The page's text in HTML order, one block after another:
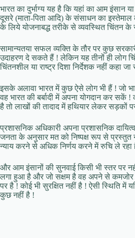
भारत का दुर्भाग्य यह है कि यहां का आम इंसान
दूसरे (माता-पिता आदि) के संसाधन का
के लिये योजनाबद्ध तरीके से व्यवस्थित चिंतन
सामान्यतया सफल व्यक्ति के तौर पर कुछ
उदाहरण दे सकते हैं ! लेकिन यह तीनों ही लोग
चिंतनशील या राष्ट्र दिशा निर्देशक नहीं कहा
इसके अलावा भारत में कुछ ऐसे लोग भी हैं ! जो
वह भारत की बर्बादी में अपना योगदान कर सकें
है तो लाखों की तादाद में हथियार लेकर
प्रशासनिक अधिकारी अपना प्रशासनिक
जनता के अनुसार मत को निष्पक्ष रूप से प्रस्तुत
न्याय करने से अधिक निर्णय करने में रुचि ले
और आम इंसानों की सुनवाई किसी भी स्तर पर
लगा हुआ है और जो सक्षम है वह अपने से कमजोर
पर है ! कोई भी सुरक्षित नहीं है ! ऐसी स्थिति
कुछ नहीं है !